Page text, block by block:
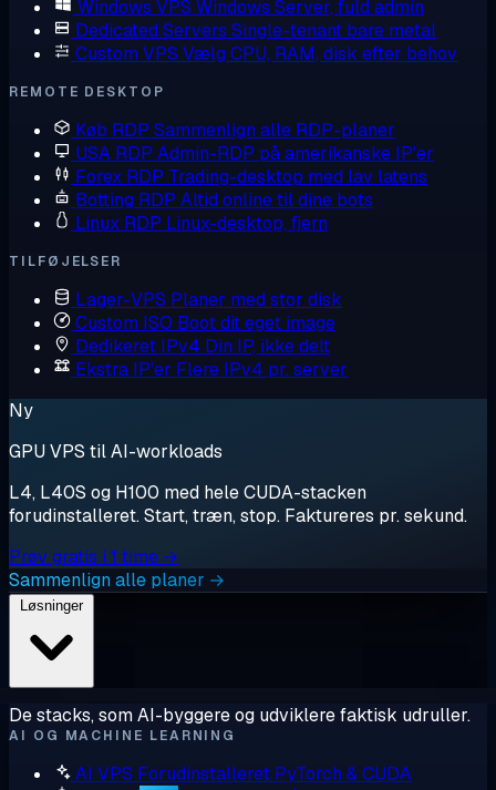
Windows VPS Windows Server, fuld admin
Dedicated Servers Single-tenant bare metal
Custom VPS Vælg CPU, RAM, disk efter behov
REMOTE DESKTOP
Køb RDP Sammenlign alle RDP-planer
USA RDP Admin-RDP på amerikanske IP'er
Forex RDP Trading-desktop med lav latens
Botting RDP Altid online til dine bots
Linux RDP Linux-desktop, fjern
TILFØJELSER
Lager-VPS Planer med stor disk
Custom ISO Boot dit eget image
Dedikeret IPv4 Din IP, ikke delt
Ekstra IP'er Flere IPv4 pr. server
Ny
GPU VPS til AI-workloads
L4, L40S og H100 med hele CUDA-stacken
forudinstalleret. Start, træn, stop. Faktureres pr. sekund.
Prøv gratis i 1 time →
Sammenlign alle planer →
Løsninger
De stacks, som AI-byggere og udviklere faktisk udruller.
AI OG MACHINE LEARNING
AI VPS Forudinstalleret PyTorch & CUDA